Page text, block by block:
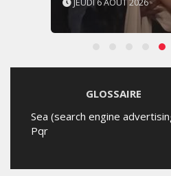
GLOSSAIRE
Sea (search engine
Pqr